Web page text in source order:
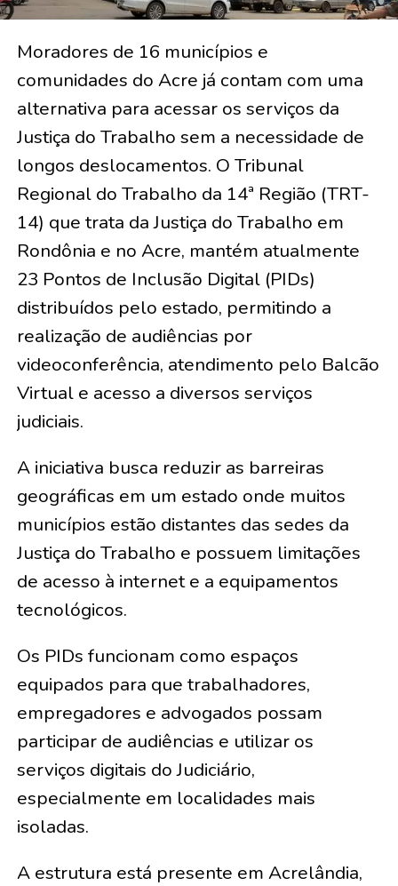
Moradores de 16 municípios e
comunidades do Acre já contam com uma
alternativa para acessar os serviços da
Justiça do Trabalho sem a necessidade de
longos deslocamentos. O Tribunal
Regional do Trabalho da 14ª Região (TRT-
14) que trata da Justiça do Trabalho em
Rondônia e no Acre, mantém atualmente
23 Pontos de Inclusão Digital (PIDs)
distribuídos pelo estado, permitindo a
realização de audiências por
videoconferência, atendimento pelo Balcão
Virtual e acesso a diversos serviços
judiciais.
A iniciativa busca reduzir as barreiras
geográficas em um estado onde muitos
municípios estão distantes das sedes da
Justiça do Trabalho e possuem limitações
de acesso à internet e a equipamentos
tecnológicos.
Os PIDs funcionam como espaços
equipados para que trabalhadores,
empregadores e advogados possam
participar de audiências e utilizar os
serviços digitais do Judiciário,
especialmente em localidades mais
isoladas.
A estrutura está presente em Acrelândia,